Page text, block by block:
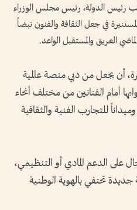
رئيس الدولة، رئيس مجلس الوزراء
في جعل الثقافة والفنون نبضاً
العريق والمستقبل الواعد.
أن يجعل من دبي منصة عالمية
أمام الفنانين من مختلف أنحاء
للتجارب الفنية والثقافية
على الدعم المادي أو التنظيمي،
تحتفي بالهوية الوطنية